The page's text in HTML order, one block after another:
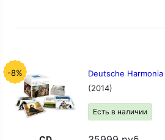
-8%
Deutsche
(2014)
Есть в наличии